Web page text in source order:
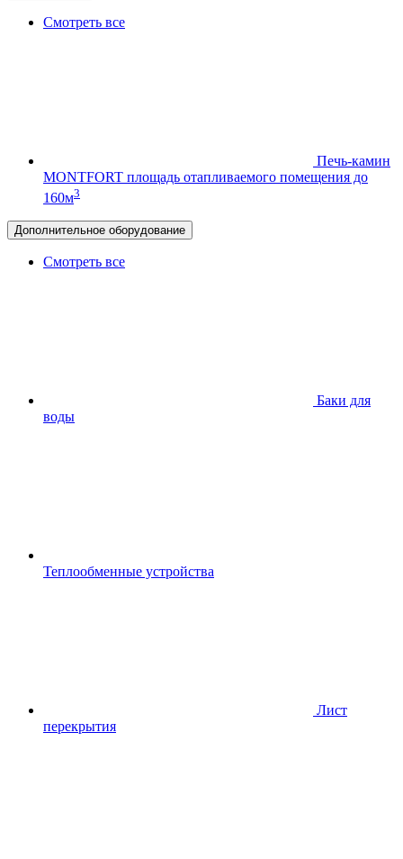
Смотреть все
Печь-камин
MONTFORT площадь отапливаемого помещения до
160м3
Дополнительное оборудование
Смотреть все
Баки для
воды
Теплообменные устройства
Лист
перекрытия